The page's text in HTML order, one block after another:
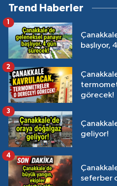
Trend Haberler
başlıyor,
1
görecek!
2
geliyor!
3
seferber
4